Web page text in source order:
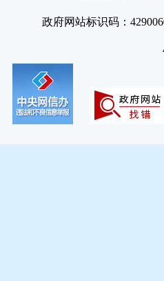
政府网站标识码：